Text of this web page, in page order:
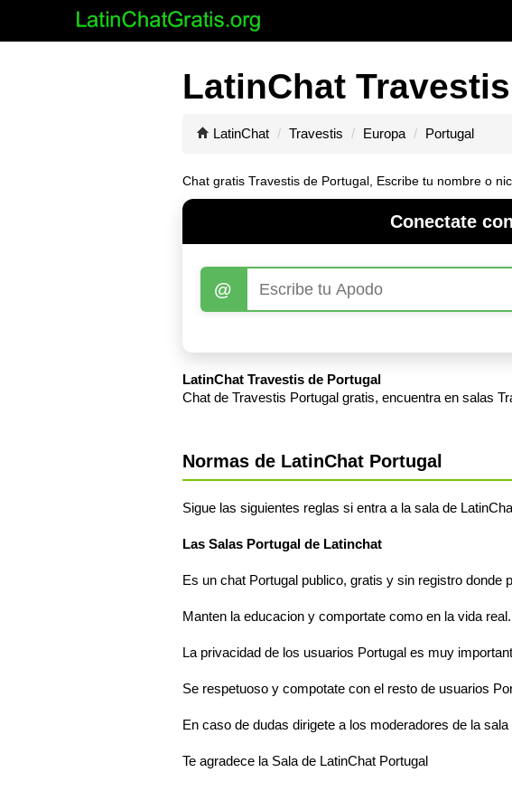
LatinChat
LatinChat Travestis Europa Portugal
Chat gratis Travestis de Portugal, Escribe tu nombre o
Conectate
@
LatinChat Travestis de Portugal
Chat de Travestis Portugal gratis, encuentra en salas
Normas de LatinChat Portugal
Sigue las siguientes reglas si entra a la sala de
Las Salas Portugal de Latinchat
Es un chat Portugal publico, gratis y sin registro donde
Manten la educacion y comportate como en la vida real.
La privacidad de los usuarios Portugal es muy
Se respetuoso y compotate con el resto de usuarios
En caso de dudas dirigete a los moderadores de la
Te agradece la Sala de LatinChat Portugal